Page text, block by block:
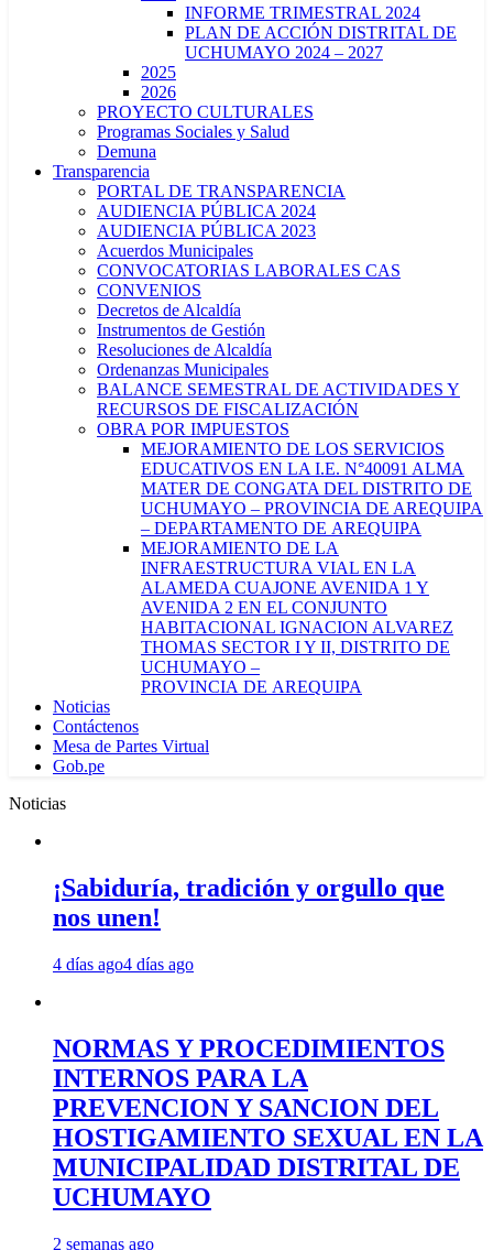
INFORME TRIMESTRAL 2024
PLAN DE ACCIÓN DISTRITAL DE
UCHUMAYO 2024 – 2027
2025
2026
PROYECTO CULTURALES
Programas Sociales y Salud
Demuna
Transparencia
PORTAL DE TRANSPARENCIA
AUDIENCIA PÚBLICA 2024
AUDIENCIA PÚBLICA 2023
Acuerdos Municipales
CONVOCATORIAS LABORALES CAS
CONVENIOS
Decretos de Alcaldía
Instrumentos de Gestión
Resoluciones de Alcaldía
Ordenanzas Municipales
BALANCE SEMESTRAL DE ACTIVIDADES Y
RECURSOS DE FISCALIZACIÓN
OBRA POR IMPUESTOS
MEJORAMIENTO DE LOS SERVICIOS
EDUCATIVOS EN LA I.E. N°40091 ALMA
MATER DE CONGATA DEL DISTRITO DE
UCHUMAYO – PROVINCIA DE AREQUIPA
– DEPARTAMENTO DE AREQUIPA
MEJORAMIENTO DE LA
INFRAESTRUCTURA VIAL EN LA
ALAMEDA CUAJONE AVENIDA 1 Y
AVENIDA 2 EN EL CONJUNTO
HABITACIONAL IGNACION ALVAREZ
THOMAS SECTOR I Y II, DISTRITO DE
UCHUMAYO –
PROVINCIA DE AREQUIPA
Noticias
Contáctenos
Mesa de Partes Virtual
Gob.pe
Noticias
¡Sabiduría, tradición y orgullo que
nos unen!
4 días ago4 días ago
NORMAS Y PROCEDIMIENTOS
INTERNOS PARA LA
PREVENCION Y SANCION DEL
HOSTIGAMIENTO SEXUAL EN LA
MUNICIPALIDAD DISTRITAL DE
UCHUMAYO
2 semanas ago